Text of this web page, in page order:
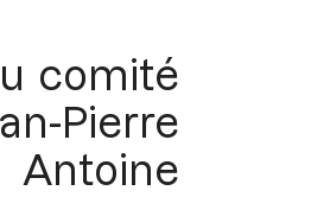
comité
Pierre
Antoine